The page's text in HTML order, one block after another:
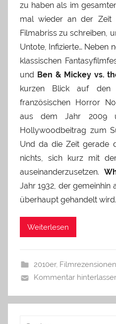
zu haben als im
mal wieder an der Zeit
Filmabriss zu schreiben,
Untote, Infizierte… Neben
klassischen
und Ben & Mickey vs.
kurzen Blick auf den
französischen Horror
aus dem Jahr 2009
Hollywoodbeitrag zum
Und da die Zeit gerade
nichts, sich kurz mit
auseinanderzusetzen.
Jahr 1932, der
überhaupt gehandelt wird.
Weiterlesen
2010er, Filmrezensionen
Kommentar